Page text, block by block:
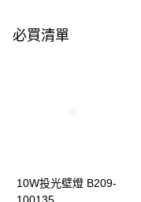
必買清單
10W投光壁燈 B209-